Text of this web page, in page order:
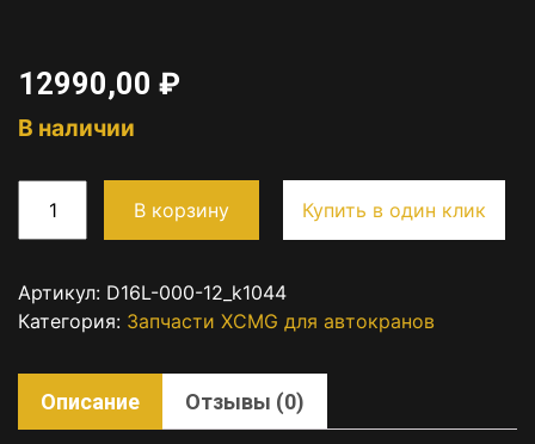
12990,00 ₽
В наличии
В корзину Купить в один клик
Артикул: D16L-000-12_k1044
Категория: Запчасти XCMG для автокранов
Описание Отзывы (0)